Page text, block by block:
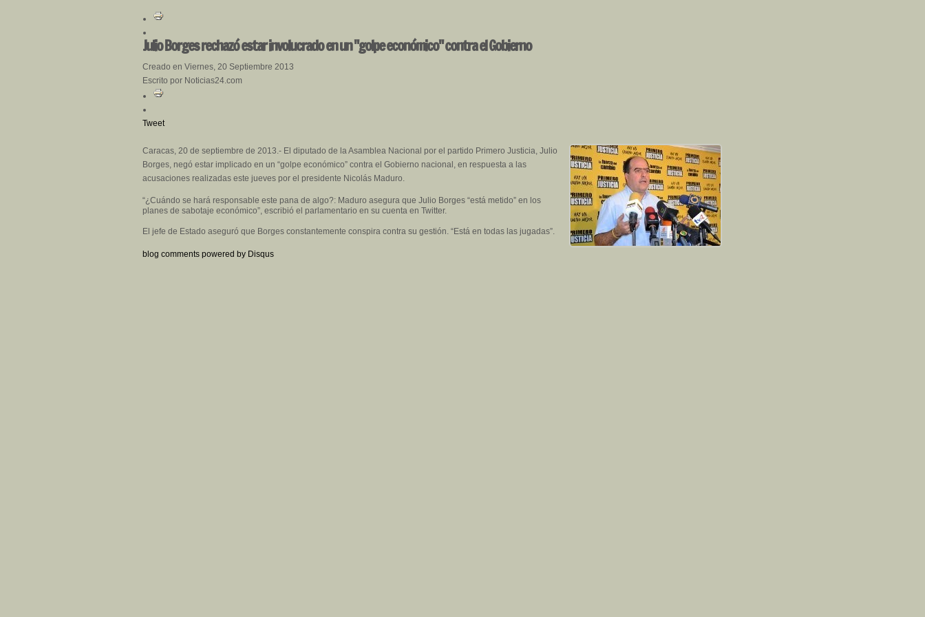
Julio Borges rechazó estar involucrado en un "golpe económico" contra el Gobierno
Creado en Viernes, 20 Septiembre 2013
Escrito por Noticias24.com
Tweet
Caracas, 20 de septiembre de 2013.- El diputado de la Asamblea Nacional por el partido Primero Justicia, Julio
Borges, negó estar implicado en un “golpe económico” contra el Gobierno nacional, en respuesta a las
acusaciones realizadas este jueves por el presidente Nicolás Maduro.
“¿Cuándo se hará responsable este pana de algo?: Maduro asegura que Julio Borges “está metido” en los
planes de sabotaje económico”, escribió el parlamentario en su cuenta en Twitter.
El jefe de Estado aseguró que Borges constantemente conspira contra su gestión. “Está en todas las jugadas”.
blog comments powered by Disqus